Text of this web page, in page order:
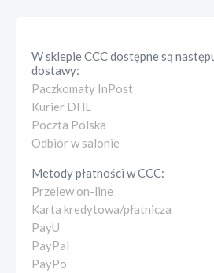
W sklepieCCCdostępne są
dostawy:
Paczkomaty InPost
Kurier DHL
Poczta Polska
Odbiór w salonie
Metody płatności wCCC:
Przelew on-line
Karta kredytowa/płatnicza
PayU
PayPal
PayPo